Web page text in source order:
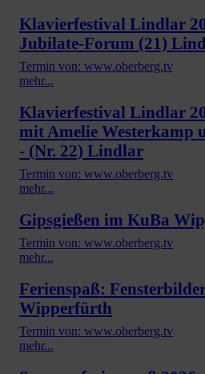
Klavierfestival Lindlar
Jubilate-Forum (21)
Termin von: www.oberberg.tv
mehr...
Klavierfestival Lindlar
mit Amelie Westerkamp
- (Nr. 22) Lindlar
Termin von: www.oberberg.tv
mehr...
Gipsgießen im KuBa
Termin von: www.oberberg.tv
mehr...
Ferienspaß:
Wipperfürth
Termin von: www.oberberg.tv
mehr...